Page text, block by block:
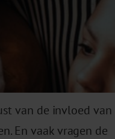
van de invloed van
En vaak vragen de